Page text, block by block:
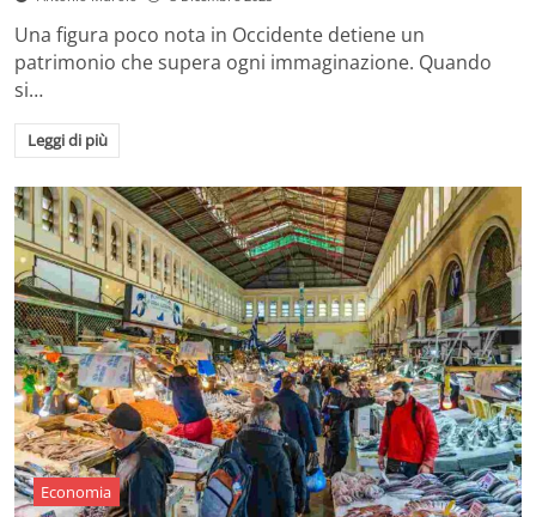
Una figura poco nota in Occidente detiene un
patrimonio che supera ogni immaginazione. Quando
si…
Leggi di più
Economia